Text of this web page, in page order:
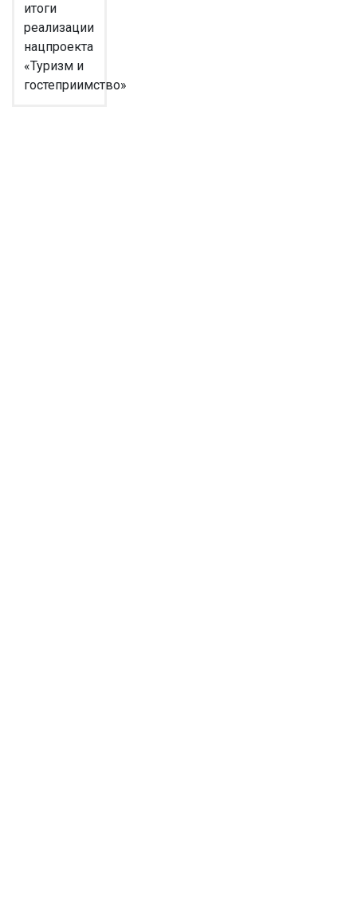
итоги
реализации
нацпроекта
«Туризм и
гостеприимство»